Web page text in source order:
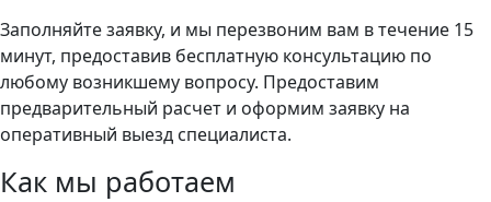
Заполняйте заявку, и мы перезвоним вам в течение 15
минут, предоставив бесплатную консультацию по
любому возникшему вопросу. Предоставим
предварительный расчет и оформим заявку на
оперативный выезд специалиста.
Как мы работаем